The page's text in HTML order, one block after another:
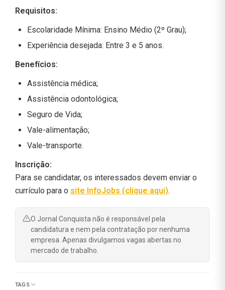
Requisitos:
Escolaridade Mínima: Ensino Médio (2º Grau);
Experiência desejada: Entre 3 e 5 anos.
Benefícios:
Assistência médica;
Assistência odontológica;
Seguro de Vida;
Vale-alimentação;
Vale-transporte.
Inscrição:
Para se candidatar, os interessados devem enviar o
currículo para o site InfoJobs (clique aqui).
O Jornal Conquista não é responsável pela
candidatura e nem pela contratação por nenhuma
empresa. Apenas divulgamos vagas abertas no
mercado de trabalho.
TAGS